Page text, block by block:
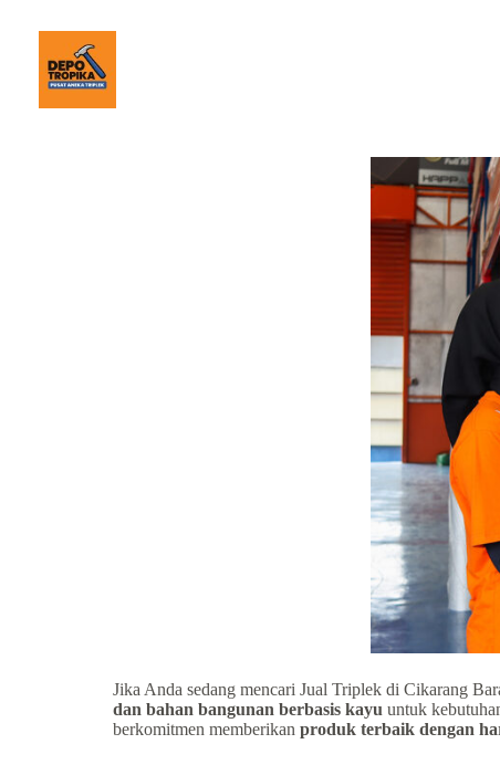
Jika Anda sedang mencari Jual Triplek di Cikarang
dan bahan bangunan berbasis kayu untuk
berkomitmen memberikan produk terbaik dengan